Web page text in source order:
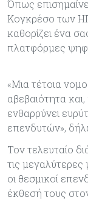
Όπως
Κογκρέσο των
καθορίζει ένα
πλατφόρμες
«Μια τέτοια
αβεβαιότητα
ενθαρρύνει
επενδυτών»,
Τον τελευταίο
τις
οι θεσμικοί
έκθεσή τους